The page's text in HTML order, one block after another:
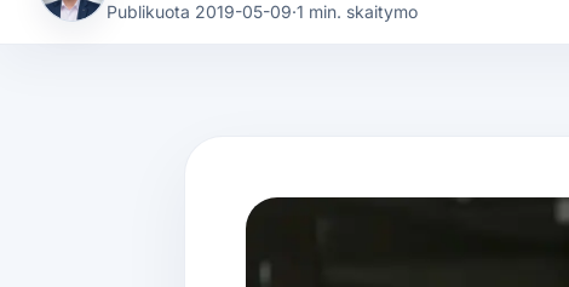
Publikuota 2019-05-09·1 min. skaitymo